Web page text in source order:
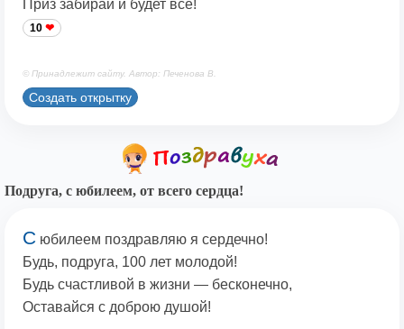
Приз забирай и будет всё!
10
© Принадлежит сайту. Автор: Печенова В.
Создать открытку
Подруга, с юбилеем, от всего сердца!
С юбилеем поздравляю я сердечно!
Будь, подруга, 100 лет молодой!
Будь счастливой в жизни — бесконечно,
Оставайся с доброю душой!